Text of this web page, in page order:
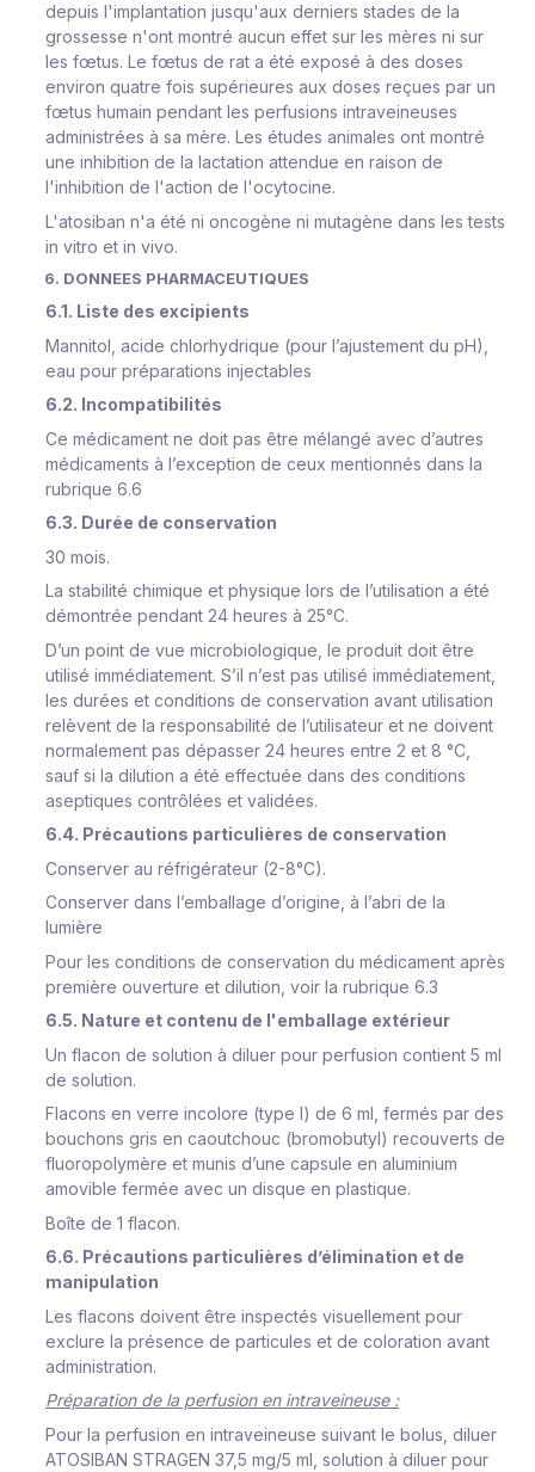
depuis l'implantation jusqu'aux derniers stades de la
grossesse n'ont montré aucun effet sur les mères ni sur
les fœtus. Le fœtus de rat a été exposé à des doses
environ quatre fois supérieures aux doses reçues par un
fœtus humain pendant les perfusions intraveineuses
administrées à sa mère. Les études animales ont montré
une inhibition de la lactation attendue en raison de
l'inhibition de l'action de l'ocytocine.
L'atosiban n'a été ni oncogène ni mutagène dans les tests
in vitro et in vivo.
6. DONNEES PHARMACEUTIQUES
6.1. Liste des excipients
Mannitol, acide chlorhydrique (pour l’ajustement du pH),
eau pour préparations injectables
6.2. Incompatibilités
Ce médicament ne doit pas être mélangé avec d’autres
médicaments à l’exception de ceux mentionnés dans la
rubrique 6.6
6.3. Durée de conservation
30 mois.
La stabilité chimique et physique lors de l’utilisation a été
démontrée pendant 24 heures à 25°C.
D’un point de vue microbiologique, le produit doit être
utilisé immédiatement. S’il n’est pas utilisé immédiatement,
les durées et conditions de conservation avant utilisation
relèvent de la responsabilité de l’utilisateur et ne doivent
normalement pas dépasser 24 heures entre 2 et 8 °C,
sauf si la dilution a été effectuée dans des conditions
aseptiques contrôlées et validées.
6.4. Précautions particulières de conservation
Conserver au réfrigérateur (2-8°C).
Conserver dans l’emballage d’origine, à l’abri de la
lumière
Pour les conditions de conservation du médicament après
première ouverture et dilution, voir la rubrique 6.3
6.5. Nature et contenu de l'emballage extérieur
Un flacon de solution à diluer pour perfusion contient 5 ml
de solution.
Flacons en verre incolore (type I) de 6 ml, fermés par des
bouchons gris en caoutchouc (bromobutyl) recouverts de
fluoropolymère et munis d’une capsule en aluminium
amovible fermée avec un disque en plastique.
Boîte de 1 flacon.
6.6. Précautions particulières d’élimination et de
manipulation
Les flacons doivent être inspectés visuellement pour
exclure la présence de particules et de coloration avant
administration.
Préparation de la perfusion en intraveineuse :
Pour la perfusion en intraveineuse suivant le bolus, diluer
ATOSIBAN STRAGEN 37,5 mg/5 ml, solution à diluer pour